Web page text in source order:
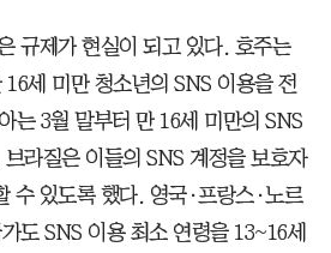
규제가 현실이 되고 있다. 호주는
세 미만 청소년의 SNS 이용을 전
는 3월 말부터 만 16세 미만의 SNS
라질은 이들의 SNS 계정을 보호자
수 있도록 했다. 영국·프랑스·노르
도 SNS 이용 최소 연령을 13~16세